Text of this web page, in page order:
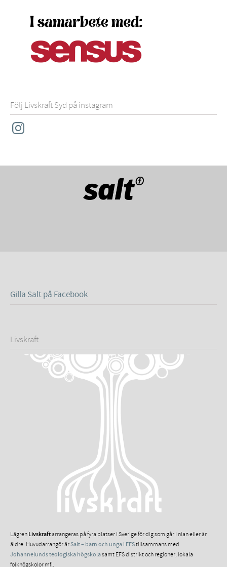
Följ Livskraft Syd på instagram
Instagram
Gilla Salt på Facebook
Livskraft
Lägren Livskraftarrangeras på fyra platser i Sverige för dig som går i nian eller är
äldre. Huvudarrangör ärSalt – barn och unga i EFStillsammans med
Johannelunds teologiska högskolasamt EFS distrikt och regioner, lokala
folkhögskolor mfl.